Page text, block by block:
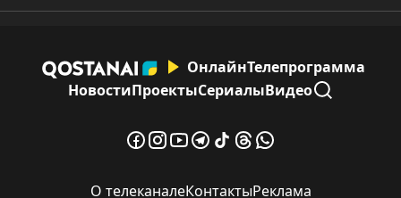
ОнлайнТелепрограмма
НовостиПроектыСериалыВидео
О телеканалеКонтактыРеклама